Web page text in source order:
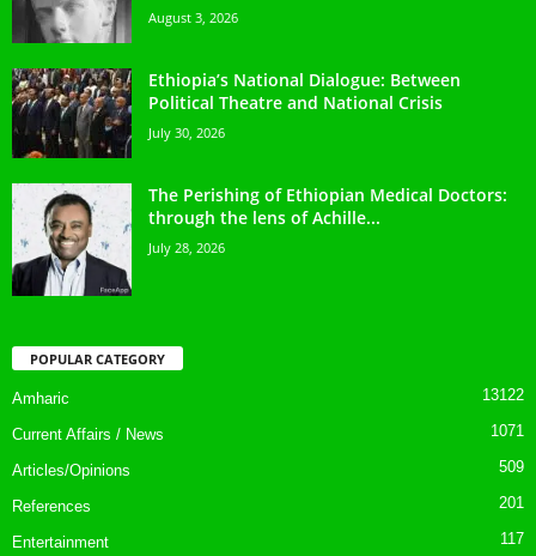
August 3, 2026
Ethiopia’s National Dialogue: Between
Political Theatre and National Crisis
July 30, 2026
The Perishing of Ethiopian Medical Doctors:
through the lens of Achille...
July 28, 2026
POPULAR CATEGORY
Amharic 13122
Current Affairs / News 1071
Articles/Opinions 509
References 201
Entertainment 117